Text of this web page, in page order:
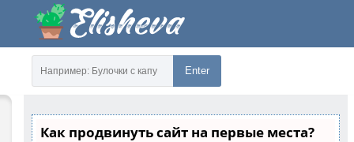
Enter
Как продвинуть сайт на первые места?